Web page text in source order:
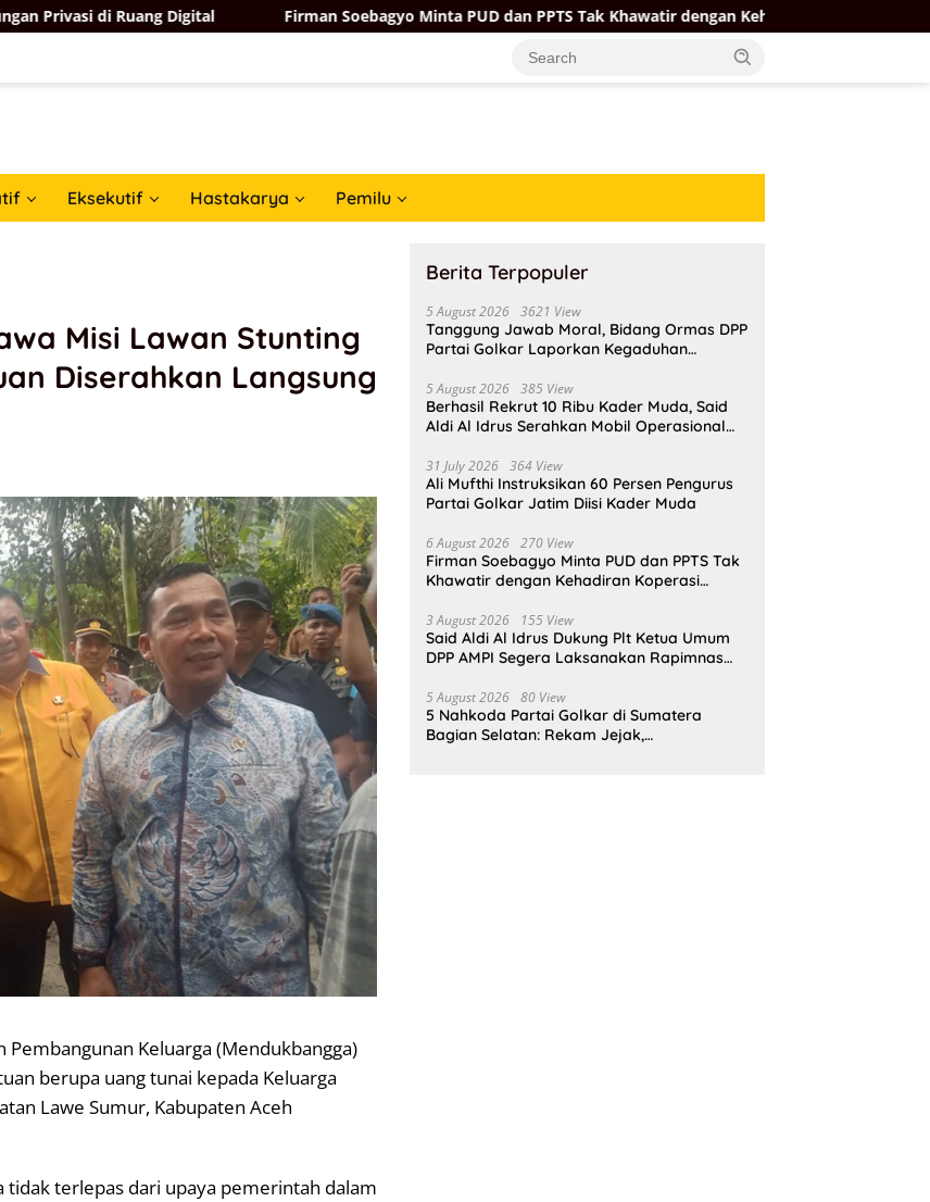
di Ruang Digital Firman Soebagyo Minta PUD dan PPTS Tak Khawatir dengan Kehadiran Koperasi Merah Putih
Eksekutif Hastakarya Pemilu
Misi Lawan Stunting
Diserahkan Langsung
Keluarga (Mendukbangga)
berupa uang tunai kepada Keluarga
Lawe Sumur, Kabupaten Aceh
tidak terlepas dari upaya pemerintah dalam
Berita Terpopuler
5 August 2026 3621 View
Tanggung Jawab Moral, Bidang Ormas DPP
Partai Golkar Laporkan Kegaduhan
5 August 2026 385 View
Berhasil Rekrut 10 Ribu Kader Muda, Said
Aldi Al Idrus Serahkan Mobil Operasional
31 July 2026 364 View
Ali Mufthi Instruksikan 60 Persen Pengurus
Partai Golkar Jatim Diisi Kader Muda
6 August 2026 270 View
Firman Soebagyo Minta PUD dan PPTS Tak
Khawatir dengan Kehadiran Koperasi
3 August 2026 155 View
Said Aldi Al Idrus Dukung Plt Ketua Umum
DPP AMPI Segera Laksanakan Rapimnas
5 August 2026 80 View
5 Nahkoda Partai Golkar di Sumatera
Bagian Selatan: Rekam Jejak,